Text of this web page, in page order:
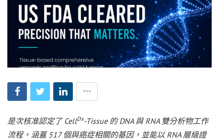
是次核准認定了 CellDx-Tissue 的 DNA 與 RNA 雙分析物工作
流程，涵蓋 517 個與癌症相關的基因，並能以 RNA 層級證